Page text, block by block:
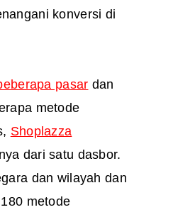
konversi di
pasar dan
metode
Shoplazza
dari satu dasbor.
dan wilayah dan
metode